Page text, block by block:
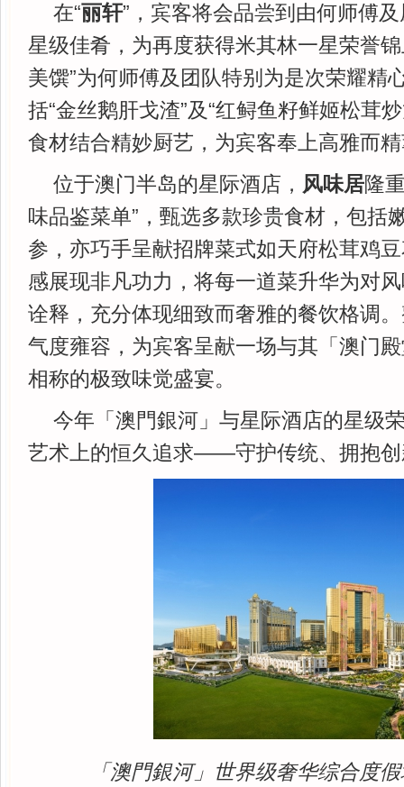
在“丽轩”，宾客将会品尝到由何师傅
星级佳肴，为再度获得米其林一星荣誉
美馔”为何师傅及团队特别为是次荣耀精
括“金丝鹅肝戈渣”及“红鲟鱼籽鲜姬松茸
食材结合精妙厨艺，为宾客奉上高雅而
位于澳门半岛的星际酒店， 风味居隆
味品鉴菜单”，甄选多款珍贵食材，包括
参，亦巧手呈献招牌菜式如天府松茸鸡
感展现非凡功力，将每一道菜升华为对
诠释，充分体现细致而奢雅的餐饮格调
气度雍容，为宾客呈献一场与其「澳门
相称的极致味觉盛宴。
今年「澳門銀河」与星际酒店的星级
艺术上的恒久追求——守护传统、拥抱创
「澳門銀河」世界级奢华综合度